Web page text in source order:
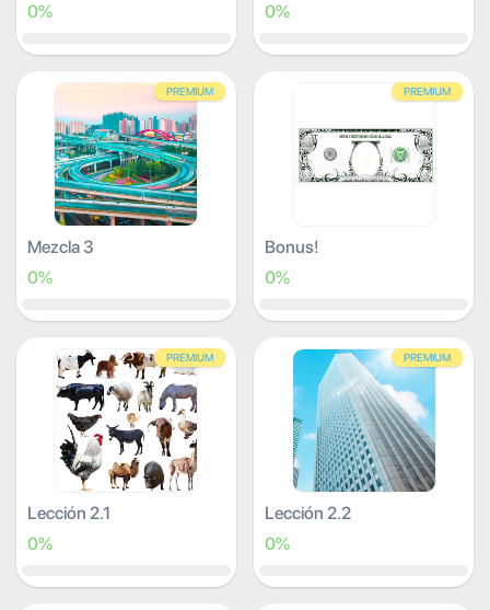
0%
0%
PREMIUM
Mezcla 3
0%
PREMIUM
Bonus!
0%
PREMIUM
Lección 2.1
0%
PREMIUM
Lección 2.2
0%